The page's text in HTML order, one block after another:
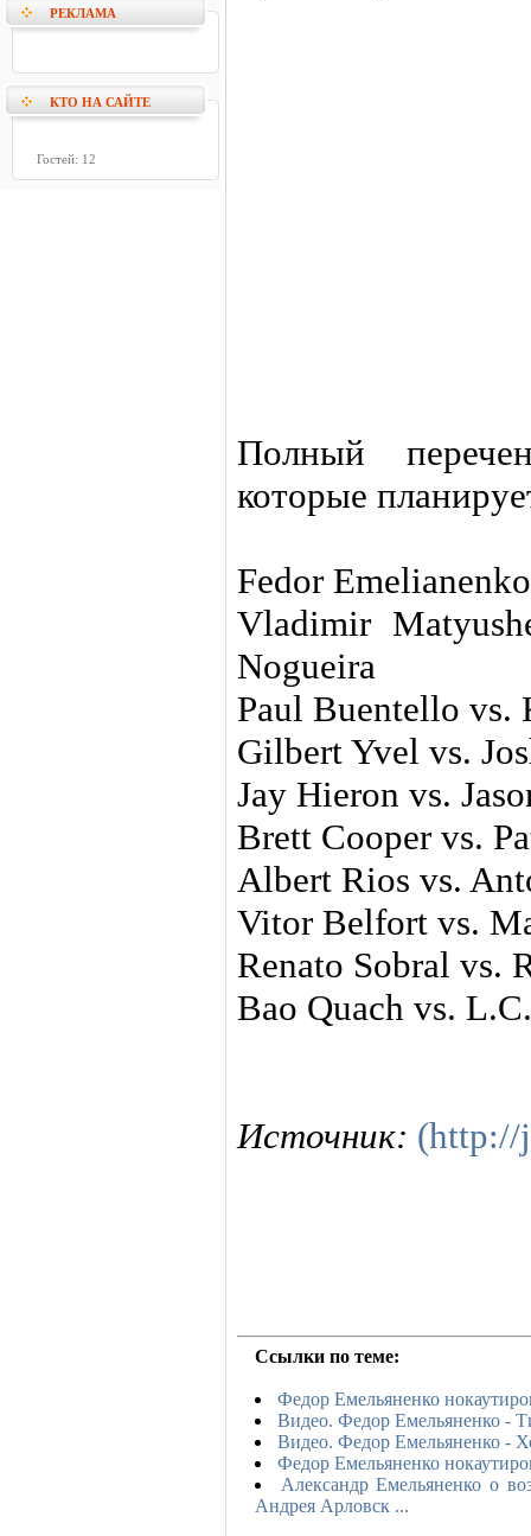
РЕКЛАМА
КТО НА САЙТЕ
Гостей: 12
Полный
которые
Fedor
Vladimir
Nogueira
Paul Buentello
Gilbert Yvel vs.
Jay Hieron vs.
Brett Cooper vs.
Albert Rios vs.
Vitor Belfort vs.
Renato Sobral vs.
Bao Quach vs.
Источник: (http://
Ссылки по теме:
Федор Емельяненко
Видео. Федор Емельяненко -
Видео. Федор Емельяненко -
Федор Емельяненко
Александр Емельяненко о
Андрея Арловск ...